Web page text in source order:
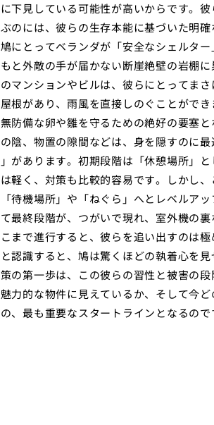
下見している可能性が高いからです。
のには、彼らの生存本能に基づいた明確
にとってベランダが「安全なシェルタ
と外敵の手が届かない断崖絶壁の岩棚
マンションやビルは、彼らにとってま
根があり、雨風を直接しのぐことがで
防備な卵や雛を守るための絶好の要塞
陰、物置の隙間などは、身を隠すのに
があります。初期段階は「休憩場所」
軽く、対策も比較的容易です。しかし
待機場所」や「ねぐら」へとレベルア
最終段階が、つがいで現れ、室外機の
まで進行すると、彼らを追い出すのは
認識すると、鳩は驚くほどの執着心を
の第一歩は、この彼らの習性と被害の
力的な物件に見えているか、そして今
、最も重要なスタートラインとなるので